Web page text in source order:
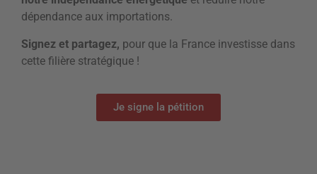
dépendance aux importations.
Signez et partagez, pour que la France investisse dans
cette filière stratégique !
Je signe la pétition